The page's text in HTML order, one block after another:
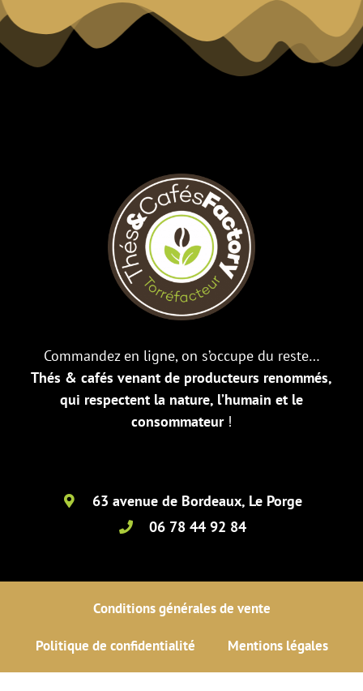
Commandez en ligne, on s’occupe du reste…
Thés & cafés venant de producteurs renommés,
qui respectent la nature, l’humain et le
consommateur!
63 avenue de Bordeaux, Le Porge
06 78 44 92 84
Conditions générales de vente
Politique de confidentialité Mentions légales